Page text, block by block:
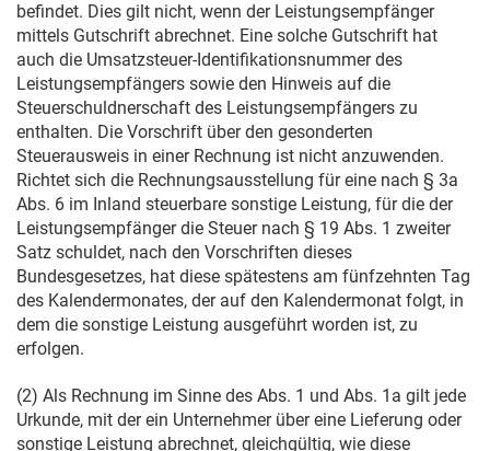
befindet. Dies gilt nicht, wenn der Leistungsempfänger
mittels Gutschrift abrechnet. Eine solche Gutschrift hat
auch die Umsatzsteuer-Identifikationsnummer des
Leistungsempfängers sowie den Hinweis auf die
Steuerschuldnerschaft des Leistungsempfängers zu
enthalten. Die Vorschrift über den gesonderten
Steuerausweis in einer Rechnung ist nicht anzuwenden.
Richtet sich die Rechnungsausstellung für eine nach § 3a
Abs. 6 im Inland steuerbare sonstige Leistung, für die der
Leistungsempfänger die Steuer nach § 19 Abs. 1 zweiter
Satz schuldet, nach den Vorschriften dieses
Bundesgesetzes, hat diese spätestens am fünfzehnten Tag
des Kalendermonates, der auf den Kalendermonat folgt, in
dem die sonstige Leistung ausgeführt worden ist, zu
erfolgen.
(2) Als Rechnung im Sinne des Abs. 1 und Abs. 1a gilt jede
Urkunde, mit der ein Unternehmer über eine Lieferung oder
sonstige Leistung abrechnet, gleichgültig, wie diese